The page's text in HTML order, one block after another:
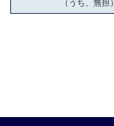
（うち、無担）